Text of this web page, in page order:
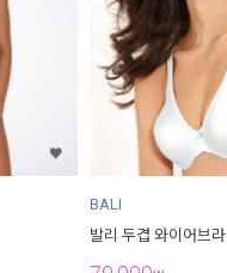
BALI
발리 두겹 와이어브라